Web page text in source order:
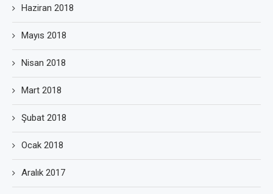
Haziran 2018
Mayıs 2018
Nisan 2018
Mart 2018
Şubat 2018
Ocak 2018
Aralık 2017